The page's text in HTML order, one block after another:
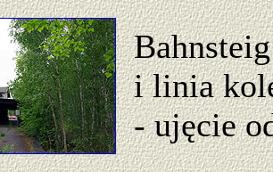
i linia
- ujęcie